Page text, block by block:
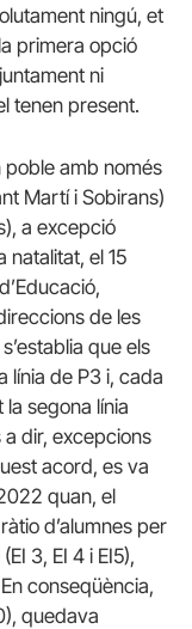
ningú, et
primera opció
ni
tenen present.
poble amb només
Martí i Sobirans)
a excepció
natalitat, el 15
de les
que els
línia de P3 i, cada
la segona línia
dir, excepcions
acord, es va
quan, el
d’alumnes per
3, EI 4 i EI5),
conseqüència,
quedava